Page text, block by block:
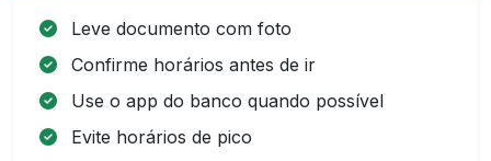
Leve documento com foto
Confirme horários antes de ir
Use o app do banco quando possível
Evite horários de pico